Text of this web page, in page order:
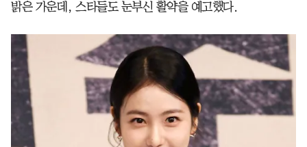
밝은 가운데, 스타들도 눈부신 활약을 예고했다.